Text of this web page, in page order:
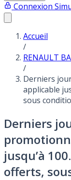
Connexion
Accueil
/
RENAULT
/
Derniers
applicable
sous
Derniers
jusqu’à
offerts,